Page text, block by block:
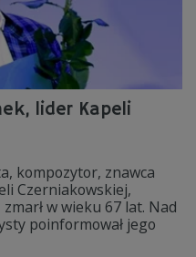
lider Kapeli
kompozytor, znawca
Czerniakowskiej,
w wieku 67 lat. Nad
poinformował jego